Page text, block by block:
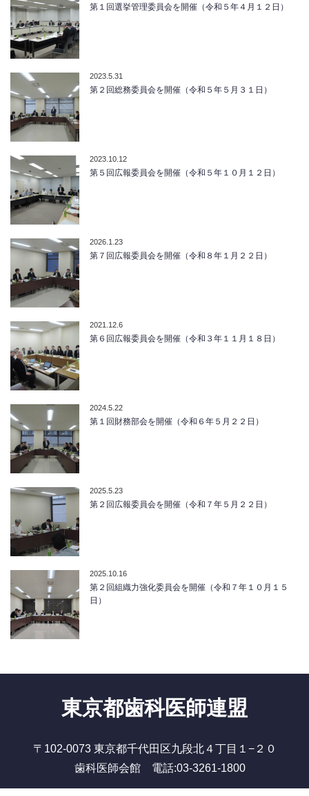
第１回選挙管理委員会を開催（令和５年４月１２日）
2023.5.31
第２回総務委員会を開催（令和５年５月３１日）
2023.10.12
第５回広報委員会を開催（令和５年１０月１２日）
2026.1.23
第７回広報委員会を開催（令和８年１月２２日）
2021.12.6
第６回広報委員会を開催（令和３年１１月１８日）
2024.5.22
第１回財務部会を開催（令和６年５月２２日）
2025.5.23
第２回広報委員会を開催（令和７年５月２２日）
2025.10.16
第２回組織力強化委員会を開催（令和７年１０月１５
日）
東京都歯科医師連盟
〒102-0073 東京都千代田区九段北４丁目１−２０
歯科医師会館 電話:03-3261-1800